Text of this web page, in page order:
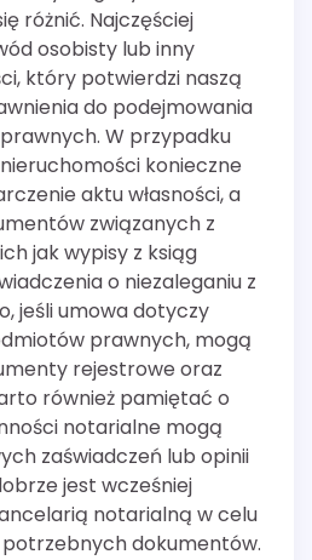
różnić. Najczęściej
osobisty lub inny
który potwierdzi naszą
do podejmowania
W przypadku
konieczne
aktu własności, a
związanych z
jak wypisy z ksiąg
o niezaleganiu z
jeśli umowa dotyczy
prawnych, mogą
rejestrowe oraz
również pamiętać o
notarialne mogą
zaświadczeń lub opinii
jest wcześniej
notarialną w celu
potrzebnych dokumentów.